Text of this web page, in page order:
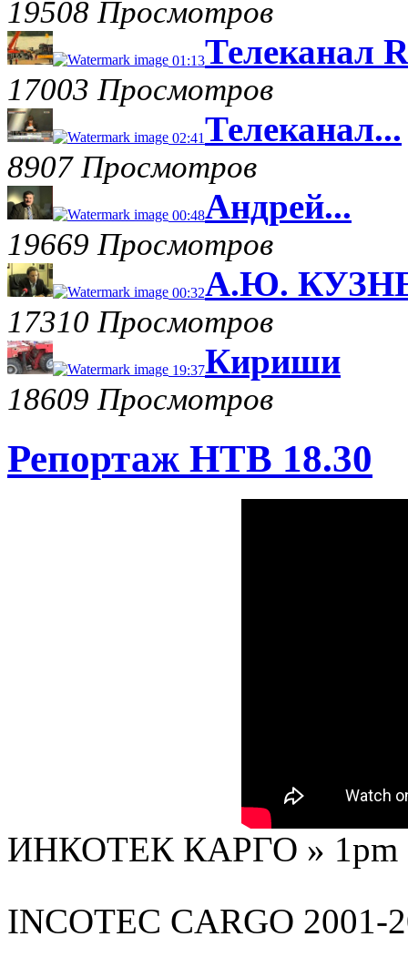
19508 Просмотров
01:13Телеканал
17003 Просмотров
02:41Телеканал...
8907 Просмотров
00:48Андрей...
19669 Просмотров
00:32А.Ю.
17310 Просмотров
19:37Кириши
18609 Просмотров
Репортаж НТВ 18.30
ИНКОТЕК КАРГО » 1pm
INCOTEC CARGO 2001-